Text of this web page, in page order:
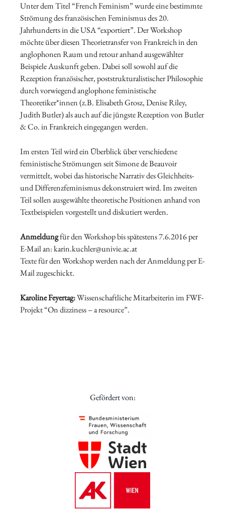
Unter dem Titel “French Feminism” wurde eine bestimmte
Strömung des französischen Feminismus des 20.
Jahrhunderts in die USA “exportiert”. Der Workshop
möchte über diesen Theorietransfer von Frankreich in den
anglophonen Raum und retour anhand ausgewählter
Beispiele Auskunft geben. Dabei soll sowohl auf die
Rezeption französischer, poststrukturalis­tischer Philosophie
durch vorwiegend anglophone feministische
Theoretiker*innen (z.B. Elisabeth Grosz, Denise Riley,
Judith Butler) als auch auf die jüngste Rezeption von Butler
& Co. in Frankreich eingegangen werden.
Im ersten Teil wird ein Überblick über verschiedene
feministische Strömungen seit Simone de Beauvoir
vermittelt, wobei das historische Narrativ des Gleichheits-
und Differenzfeminismus dekonstruiert wird. Im zweiten
Teil sollen ausgewählte theoretische Positionen anhand von
Textbeispielen vorgestellt und diskutiert werden.
Anmeldungfür den Workshop bis spätestens 7.6.2016 per
E-Mail an: karin.kuchler@univie.ac.at
Texte für den Workshop werden nach der Anmeldung per E-
Mail zugeschickt.
Karoline Feyertag:Wissenschaftliche Mitarbeiterin im FWF-
Projekt “On dizziness – a resource”.
Gefördert von: